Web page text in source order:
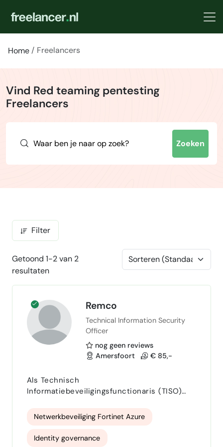
Home Freelancers
Vind Red teaming pentesting
Freelancers
Zoeken
Filter
Getoond 1-2 van 2
resultaten
Remco
Technical Information Security
Officer
nog geen reviews
Amersfoort
€ 85,-
Als Technisch
Informatiebeveiligingsfunctionaris (TISO)
weerbaarheid structureel te verbeteren.
Mijn kracht ligt in het vertalen van
complexe securityvraagstukken naar
Netwerkbeveiliging Fortinet Azure
Identity governance